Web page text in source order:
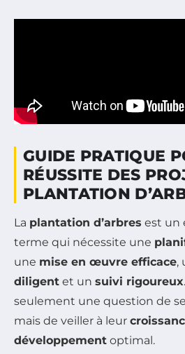
GUIDE PRATIQUE
RÉUSSITE DES
PLANTATION
La plantation d’arbres est un
terme qui nécessite une
une mise en œuvre efficace,
diligent et un suivi rigoureux
seulement une question de
mais de veiller à leur
développement optimal.